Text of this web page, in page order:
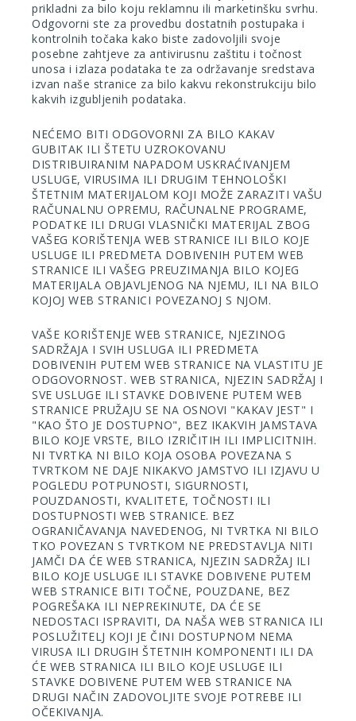
prikladni za bilo koju reklamnu ili marketinšku svrhu.
Odgovorni ste za provedbu dostatnih postupaka i
kontrolnih točaka kako biste zadovoljili svoje
posebne zahtjeve za antivirusnu zaštitu i točnost
unosa i izlaza podataka te za održavanje sredstava
izvan naše stranice za bilo kakvu rekonstrukciju bilo
kakvih izgubljenih podataka.
NEĆEMO BITI ODGOVORNI ZA BILO KAKAV
GUBITAK ILI ŠTETU UZROKOVANU
DISTRIBUIRANIM NAPADOM USKRAĆIVANJEM
USLUGE, VIRUSIMA ILI DRUGIM TEHNOLOŠKI
ŠTETNIM MATERIJALOM KOJI MOŽE ZARAZITI VAŠU
RAČUNALNU OPREMU, RAČUNALNE PROGRAME,
PODATKE ILI DRUGI VLASNIČKI MATERIJAL ZBOG
VAŠEG KORIŠTENJA WEB STRANICE ILI BILO KOJE
USLUGE ILI PREDMETA DOBIVENIH PUTEM WEB
STRANICE ILI VAŠEG PREUZIMANJA BILO KOJEG
MATERIJALA OBJAVLJENOG NA NJEMU, ILI NA BILO
KOJOJ WEB STRANICI POVEZANOJ S NJOM.
VAŠE KORIŠTENJE WEB STRANICE, NJEZINOG
SADRŽAJA I SVIH USLUGA ILI PREDMETA
DOBIVENIH PUTEM WEB STRANICE NA VLASTITU JE
ODGOVORNOST. WEB STRANICA, NJEZIN SADRŽAJ I
SVE USLUGE ILI STAVKE DOBIVENE PUTEM WEB
STRANICE PRUŽAJU SE NA OSNOVI "KAKAV JEST" I
"KAO ŠTO JE DOSTUPNO", BEZ IKAKVIH JAMSTAVA
BILO KOJE VRSTE, BILO IZRIČITIH ILI IMPLICITNIH.
NI TVRTKA NI BILO KOJA OSOBA POVEZANA S
TVRTKOM NE DAJE NIKAKVO JAMSTVO ILI IZJAVU U
POGLEDU POTPUNOSTI, SIGURNOSTI,
POUZDANOSTI, KVALITETE, TOČNOSTI ILI
DOSTUPNOSTI WEB STRANICE. BEZ
OGRANIČAVANJA NAVEDENOG, NI TVRTKA NI BILO
TKO POVEZAN S TVRTKOM NE PREDSTAVLJA NITI
JAMČI DA ĆE WEB STRANICA, NJEZIN SADRŽAJ ILI
BILO KOJE USLUGE ILI STAVKE DOBIVENE PUTEM
WEB STRANICE BITI TOČNE, POUZDANE, BEZ
POGREŠAKA ILI NEPREKINUTE, DA ĆE SE
NEDOSTACI ISPRAVITI, DA NAŠA WEB STRANICA ILI
POSLUŽITELJ KOJI JE ČINI DOSTUPNOM NEMA
VIRUSA ILI DRUGIH ŠTETNIH KOMPONENTI ILI DA
ĆE WEB STRANICA ILI BILO KOJE USLUGE ILI
STAVKE DOBIVENE PUTEM WEB STRANICE NA
DRUGI NAČIN ZADOVOLJITE SVOJE POTREBE ILI
OČEKIVANJA.